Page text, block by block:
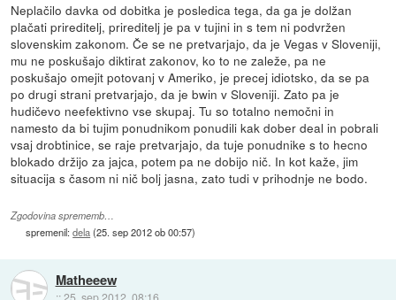
Neplačilo davka od dobitka je posledica tega, da ga je dolžan
plačati prireditelj, prireditelj je pa v tujini in s tem ni podvržen
slovenskim zakonom. Če se ne pretvarjajo, da je Vegas v Sloveniji,
mu ne poskušajo diktirat zakonov, ko to ne zaleže, pa ne
poskušajo omejit potovanj v Ameriko, je precej idiotsko, da se pa
po drugi strani pretvarjajo, da je bwin v Sloveniji. Zato pa je
hudičevo neefektivno vse skupaj. Tu so totalno nemočni in
namesto da bi tujim ponudnikom ponudili kak dober deal in pobrali
vsaj drobtinice, se raje pretvarjajo, da tuje ponudnike s to hecno
blokado držijo za jajca, potem pa ne dobijo nič. In kot kaže, jim
situacija s časom ni nič bolj jasna, zato tudi v prihodnje ne bodo.
Zgodovina sprememb…
spremenil:dela(25. sep 2012 ob 00:57)
Matheeew
::25. sep 2012, 08:16